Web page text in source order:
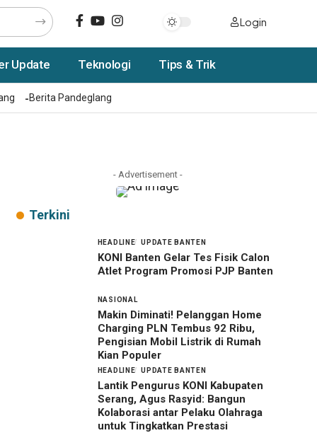
Login
Update Teknologi Tips & Trik
Berita Pandeglang
- Advertisement -
Terkini
HEADLINE UPDATE BANTEN
KONI Banten Gelar Tes Fisik Calon
Atlet Program Promosi PJP Banten
NASIONAL
Makin Diminati! Pelanggan Home
Charging PLN Tembus 92 Ribu,
Pengisian Mobil Listrik di Rumah
Kian Populer
HEADLINE UPDATE BANTEN
Lantik Pengurus KONI Kabupaten
Serang, Agus Rasyid: Bangun
Kolaborasi antar Pelaku Olahraga
untuk Tingkatkan Prestasi